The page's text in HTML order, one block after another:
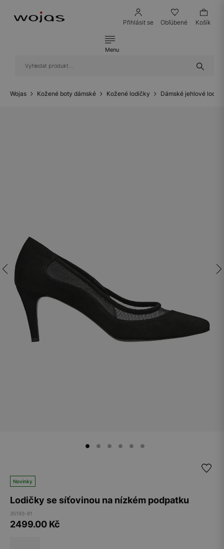
Přihlásit se Obľúbené Košík
Menu
Wojas Kožené boty dámské Kožené lodičky Dámské jehlové
Novinky
Lodičky se síťovinou na nízkém podpatku
35193-81
2499.00 Kč